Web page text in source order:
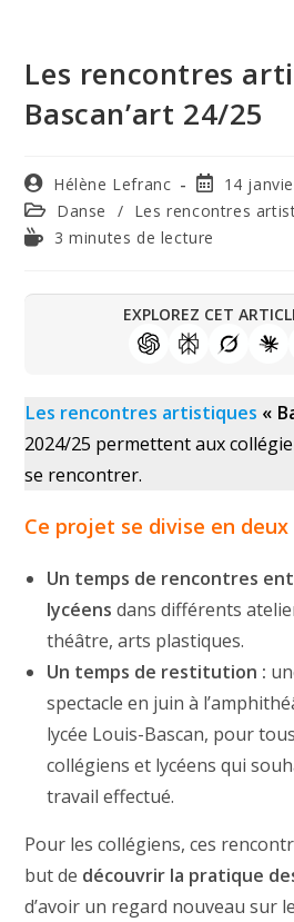
Les rencontres
Bascan’art 24/25
Hélène Lefranc
14
Danse
/ Les rencontres
3 minutes de lecture
EXPLOREZ CET
Les rencontres artistiques «
2024/25 permettent aux
se rencontrer.
Ce projet se divise en
Un temps de rencontres
lycéens dans différents
théâtre, arts plastiques.
Un temps de restitution :
spectacle en juin à
lycée Louis-Bascan, pour
collégiens et lycéens qui
travail effectué.
Pour les collégiens, ces
but de découvrir la pratique
d’avoir un regard nouveau sur